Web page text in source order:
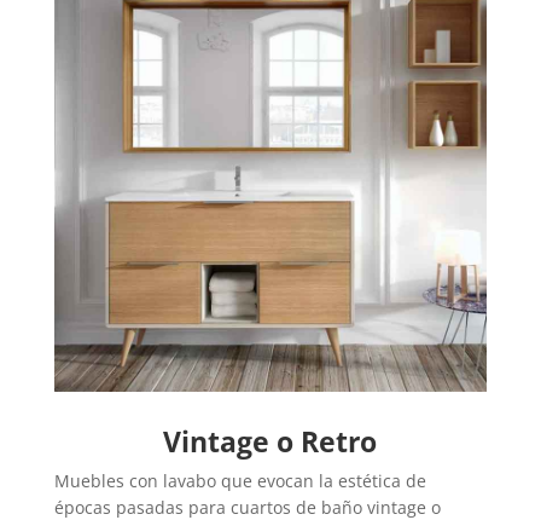
Vintage o Retro
Muebles con lavabo que evocan la estética de
épocas pasadas para cuartos de baño vintage o